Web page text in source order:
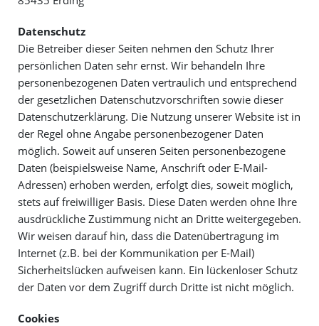
Datenschutz
Die Betreiber dieser Seiten nehmen den Schutz Ihrer
persönlichen Daten sehr ernst. Wir behandeln Ihre
personenbezogenen Daten vertraulich und entsprechend
der gesetzlichen Datenschutzvorschriften sowie dieser
Datenschutzerklärung. Die Nutzung unserer Website ist in
der Regel ohne Angabe personenbezogener Daten
möglich. Soweit auf unseren Seiten personenbezogene
Daten (beispielsweise Name, Anschrift oder E-Mail-
Adressen) erhoben werden, erfolgt dies, soweit möglich,
stets auf freiwilliger Basis. Diese Daten werden ohne Ihre
ausdrückliche Zustimmung nicht an Dritte weitergegeben.
Wir weisen darauf hin, dass die Datenübertragung im
Internet (z.B. bei der Kommunikation per E-Mail)
Sicherheitslücken aufweisen kann. Ein lückenloser Schutz
der Daten vor dem Zugriff durch Dritte ist nicht möglich.
Cookies